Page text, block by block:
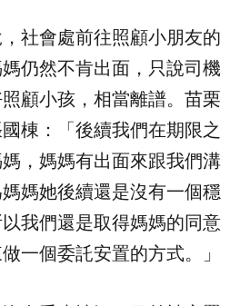
社會處前往照顧小朋友的
仍然不肯出面，只說司機
顧小孩，相當離譜。苗栗
棟：「後續我們在期限之
，媽媽有出面來跟我們溝
媽她後續還是沒有一個穩
我們還是取得媽媽的同意
一個委託安置的方式。」